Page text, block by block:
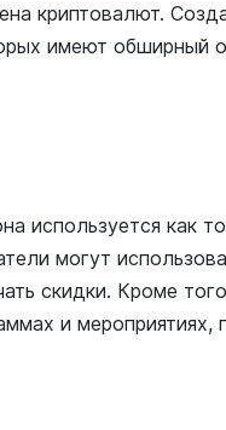
криптовалют.
имеют обширный
используется как
могут
скидки. Кроме
и мероприятиях,